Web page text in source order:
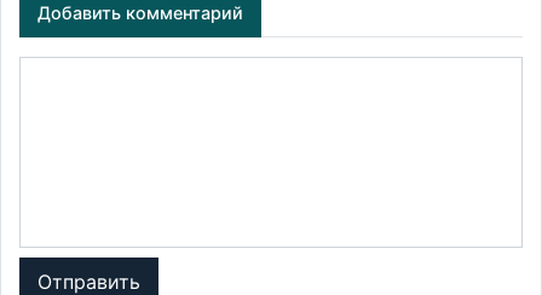
Добавить комментарий
Отправить